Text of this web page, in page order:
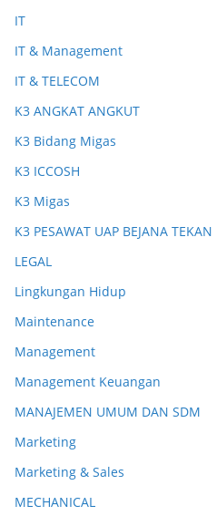
IT
IT & Management
IT & TELECOM
K3 ANGKAT ANGKUT
K3 Bidang Migas
K3 ICCOSH
K3 Migas
K3 PESAWAT UAP BEJANA TEKAN
LEGAL
Lingkungan Hidup
Maintenance
Management
Management Keuangan
MANAJEMEN UMUM DAN SDM
Marketing
Marketing & Sales
MECHANICAL